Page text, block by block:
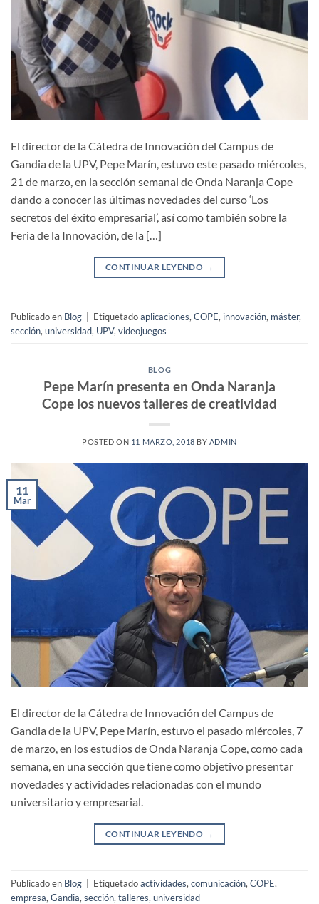
El director de la Cátedra de Innovación del Campus de
Gandia de la UPV, Pepe Marín, estuvo este pasado miércoles,
21 de marzo, en la sección semanal de Onda Naranja Cope
dando a conocer las últimas novedades del curso ‘Los
secretos del éxito empresarial’, así como también sobre la
Feria de la Innovación, de la […]
CONTINUAR LEYENDO →
Publicado en Blog Etiquetadoaplicaciones, COPE, innovación, máster,
sección, universidad, UPV, videojuegos
BLOG
Pepe Marín presenta en Onda Naranja
Cope los nuevos talleres de creatividad
POSTED ON 11 MARZO, 2018 BY ADMIN
11
Mar
El director de la Cátedra de Innovación del Campus de
Gandia de la UPV, Pepe Marín, estuvo el pasado miércoles, 7
de marzo, en los estudios de Onda Naranja Cope, como cada
semana, en una sección que tiene como objetivo presentar
novedades y actividades relacionadas con el mundo
universitario y empresarial.
CONTINUAR LEYENDO →
Publicado en Blog Etiquetadoactividades, comunicación, COPE,
empresa, Gandia, sección, talleres, universidad